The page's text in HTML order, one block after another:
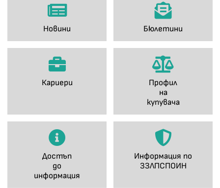
Новини Бюлетини
Кариери
Профил
на
купувача
Достъп
до
информация
Информация по
ЗЗЛПСПОИН